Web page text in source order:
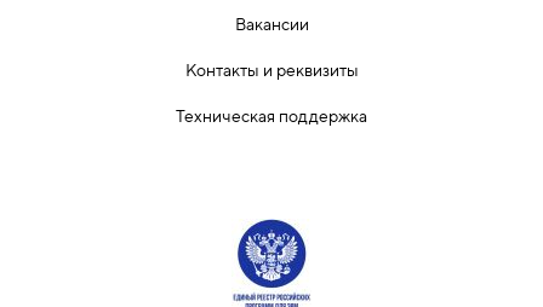
Вакансии
Контакты и реквизиты
Техническая поддержка